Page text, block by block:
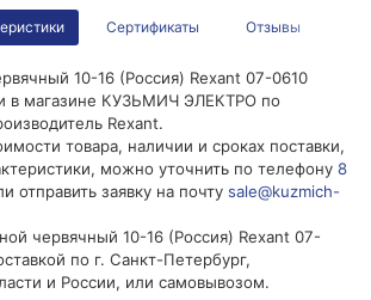
Сертификаты Отзывы
10-16 (Россия) Rexant 07-0610
в магазине КУЗЬМИЧ ЭЛЕКТРО по
Rexant.
товара, наличии и сроках поставки,
можно уточнить по телефону 8
отправить заявку на почту sale@kuzmich-
червячный 10-16 (Россия) Rexant 07-
по г. Санкт-Петербург,
и России, или самовывозом.